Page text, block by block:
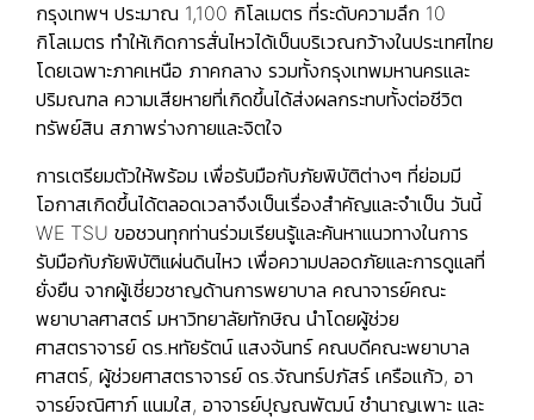
กรุงเทพฯ ประมาณ 1,100 กิโลเมตร ที่ระดับความลึก 10
กิโลเมตร ทำให้เกิดการสั่นไหวได้เป็นบริเวณกว้างในประเทศไทย
โดยเฉพาะภาคเหนือ ภาคกลาง รวมทั้งกรุงเทพมหานครและ
ปริมณฑล ความเสียหายที่เกิดขึ้นได้ส่งผลกระทบทั้งต่อชีวิต
ทรัพย์สิน สภาพร่างกายและจิตใจ
การเตรียมตัวให้พร้อม เพื่อรับมือกับภัยพิบัติต่างๆ ที่ย่อมมี
โอกาสเกิดขึ้นได้ตลอดเวลาจึงเป็นเรื่องสำคัญและจำเป็น วันนี้
WE TSU ขอชวนทุกท่านร่วมเรียนรู้และค้นหาแนวทางในการ
รับมือกับภัยพิบัติแผ่นดินไหว เพื่อความปลอดภัยและการดูแลที่
ยั่งยืน จากผู้เชี่ยวชาญด้านการพยาบาล คณาจารย์คณะ
พยาบาลศาสตร์ มหาวิทยาลัยทักษิณ นำโดยผู้ช่วย
ศาสตราจารย์ ดร.หทัยรัตน์ แสงจันทร์ คณบดีคณะพยาบาล
ศาสตร์, ผู้ช่วยศาสตราจารย์ ดร.จัณทร์ปภัสร์ เครือแก้ว, อา
จารย์จณิศาภ์ แนมใส, อาจารย์ปุญณพัฒน์ ชำนาญเพาะ และ